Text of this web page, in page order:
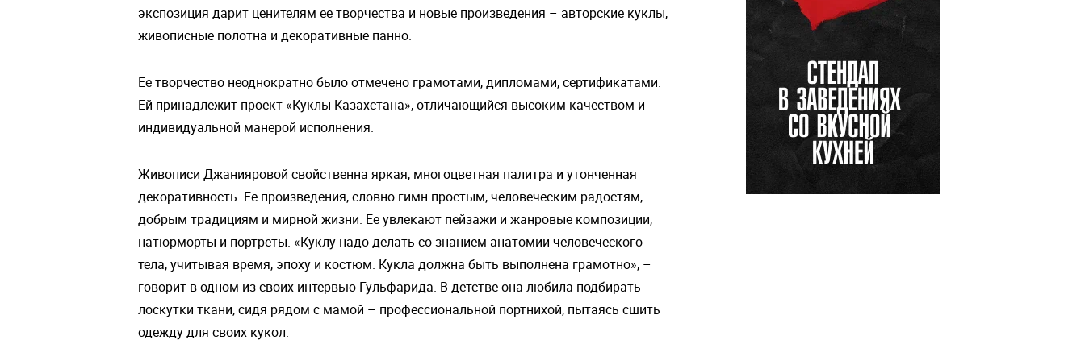
экспозиция дарит ценителям ее творчества и новые произведения – авторские куклы,
живописные полотна и декоративные панно.
Ее творчество неоднократно было отмечено грамотами, дипломами, сертификатами.
Ей принадлежит проект «Куклы Казахстана», отличающийся высоким качеством и
индивидуальной манерой исполнения.
Живописи Джанияровой свойственна яркая, многоцветная палитра и утонченная
декоративность. Ее произведения, словно гимн простым, человеческим радостям,
добрым традициям и мирной жизни. Ее увлекают пейзажи и жанровые композиции,
натюрморты и портреты. «Куклу надо делать со знанием анатомии человеческого
тела, учитывая время, эпоху и костюм. Кукла должна быть выполнена грамотно», –
говорит в одном из своих интервью Гульфарида. В детстве она любила подбирать
лоскутки ткани, сидя рядом с мамой – профессиональной портнихой, пытаясь сшить
одежду для своих кукол.